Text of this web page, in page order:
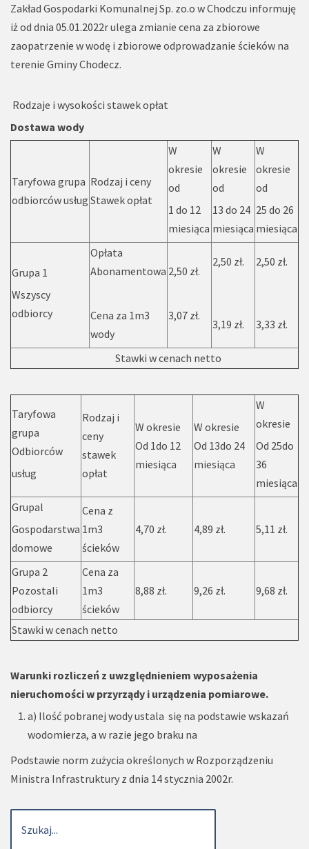
Zakład Gospodarki Komunalnej Sp. zo.o w Chodczu informuję
iż od dnia 05.01.2022r ulega zmianie cena za zbiorowe
zaopatrzenie w wodę i zbiorowe odprowadzanie ścieków na
terenie Gminy Chodecz.
Rodzaje i wysokości stawek opłat
Dostawa wody
Taryfowa grupa
odbiorców usług
Rodzaj i ceny
Stawek opłat
W
okresie
od
1 do 12
miesiąca
W
okresie
od
13 do 24
miesiąca
W
okresie
od
25 do 26
miesiąca
Grupa 1
Wszyscy
odbiorcy
Opłata
Abonamentowa
Cena za 1m3
wody
2,50 zł.
3,07 zł.
2,50 zł.
3,19 zł.
2,50 zł.
3,33 zł.
Stawki w cenach netto
Taryfowa
grupa
Odbiorców
usług
Rodzaj i
ceny
stawek
opłat
W okresie
Od 1do 12
miesiąca
W okresie
Od 13do 24
miesiąca
W
okresie
Od 25do
36
miesiąca
Grupal
Gospodarstwa
domowe
Cena z
1m3
ścieków
4,70 zł. 4,89 zł. 5,11 zł.
Grupa 2
Pozostali
odbiorcy
Cena za
1m3
ścieków
8,88 zł. 9,26 zł. 9,68 zł.
Stawki w cenach netto
Warunki rozliczeń z uwzględnieniem wyposażenia
nieruchomości w przyrządy i urządzenia pomiarowe.
a) Ilość pobranej wody ustala się na podstawie wskazań
wodomierza, a w razie jego braku na
Podstawie norm zużycia określonych w Rozporządzeniu
Ministra Infrastruktury z dnia 14 stycznia 2002r.